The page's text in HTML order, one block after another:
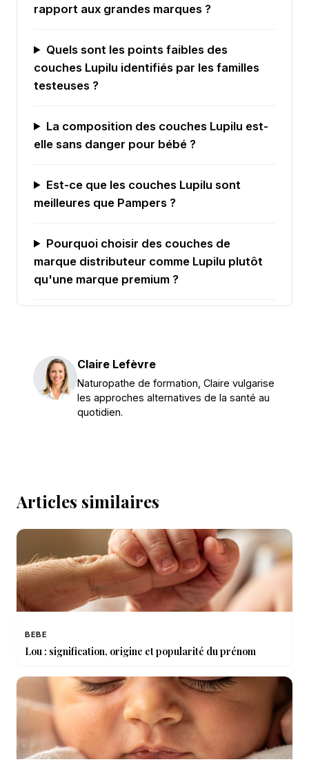
rapport aux grandes marques ?
Quels sont les points faibles des
couches Lupilu identifiés par les familles
testeuses ?
La composition des couches Lupilu est-
elle sans danger pour bébé ?
Est-ce que les couches Lupilu sont
meilleures que Pampers ?
Pourquoi choisir des couches de
marque distributeur comme Lupilu plutôt
qu'une marque premium ?
Claire Lefèvre
Naturopathe de formation, Claire vulgarise
les approches alternatives de la santé au
quotidien.
Articles similaires
BEBE
Lou : signification, origine et popularité du prénom